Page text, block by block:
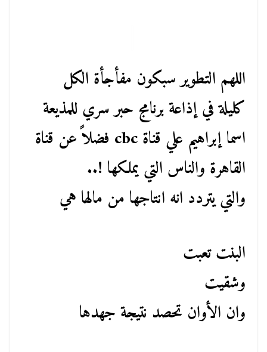
اللهم التطوير سبكون مفأجأة الكل
كليلة في إذاعة برنامج حبر سري للمذيعة
اسما إبراهيم علي قناة cbc فضلاً عن قناة
القاهرة والناس التي يملكها !..
والتي يتردد انه انتاجها من مالها هي
البنت تعبت
وشقيت
وان الأوان تحصد نتيجة جهدها